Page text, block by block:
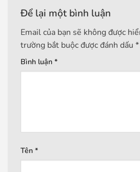
Để lại một bình luận
Email của bạn sẽ không được
trường bắt buộc được đánh dấu *
Bình luận *
Tên *